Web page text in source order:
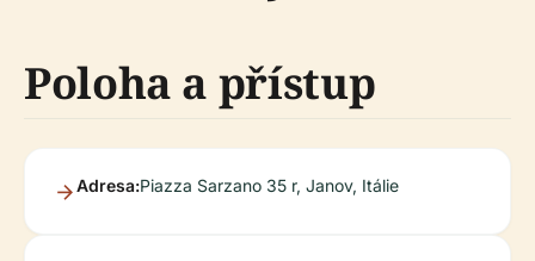
Poloha a přístup
Adresa:Piazza Sarzano 35 r, Janov, Itálie